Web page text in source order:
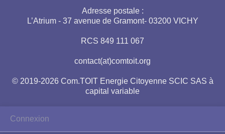
Adresse postale :
L’Atrium - 37 avenue de Gramont- 03200 VICHY
RCS 849 111 067
contact(at)comtoit.org
© 2019-2026 Com.TOIT Energie Citoyenne SCIC SAS à
capital variable
Connexion